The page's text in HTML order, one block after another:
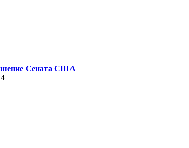
Сената США